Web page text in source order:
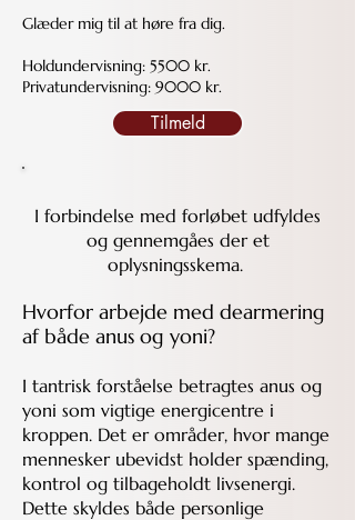
Glæder mig til at høre fra dig.
Holdundervisning: 5500 kr.
Privatundervisning: 9000 kr.
Tilmeld
I forbindelse med forløbet udfyldes
og gennemgåes der et
oplysningsskema.
Hvorfor arbejde med dearmering
af både anus og yoni?
I tantrisk forståelse betragtes anus og
yoni som vigtige energicentre i
kroppen. Det er områder, hvor mange
mennesker ubevidst holder spænding,
kontrol og tilbageholdt livsenergi.
Dette skyldes både personlige